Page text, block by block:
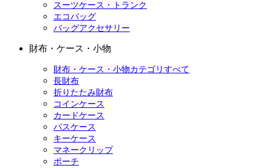
スーツケース・トランク
エコバッグ
バッグアクセサリー
財布・ケース・小物
財布・ケース・小物カテゴリすべて
長財布
折りたたみ財布
コインケース
カードケース
パスケース
キーケース
マネークリップ
ポーチ